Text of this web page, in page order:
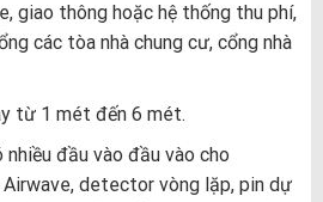
giao thông hoặc hệ thống thu phí,
các tòa nhà chung cư, cổng nhà
từ 1 mét đến 6 mét.
nhiều đầu vào đầu vào cho
detector vòng lặp, pin dự